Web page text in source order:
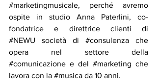
#marketingmusicale, perché avremo
ospite in studio Anna Paterlini, co-
#NEWU società di #consulenza che
#comunicazione e del #marketing che
lavora con la #musica da 10 anni.